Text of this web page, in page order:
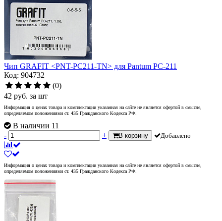
Чип GRAFIT <PNT-PC211-TN> для Pantum PC-211
Код: 904732
(0)
42 руб. за шт
Информация о ценах товара и комплектации указанная на сайте не является офертой в смысле,
определяемом положениями ст. 435 Гражданского Кодекса РФ.
В наличии 11
-
+ В корзину Добавлено
Информация о ценах товара и комплектации указанная на сайте не является офертой в смысле,
определяемом положениями ст. 435 Гражданского Кодекса РФ.